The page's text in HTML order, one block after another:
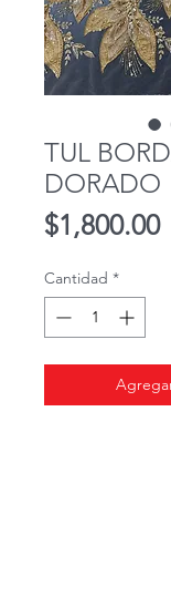
TUL
DORADO
$1,800.00
Cantidad *